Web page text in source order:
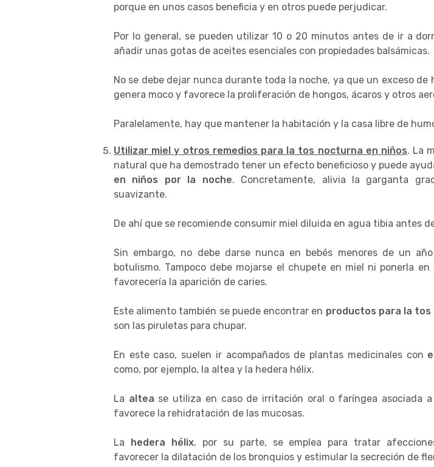
porque en unos casos beneficia y en otros puede perjudicar.
Por lo general, se pueden utilizar 10 o 20 minutos antes de ir a
añadir unas gotas de aceites esenciales con propiedades balsámicas.
No se debe dejar nunca durante toda la noche, ya que un exceso de
genera moco y favorece la proliferación de hongos, ácaros y otros
Paralelamente, hay que mantener la habitación y la casa libre de
Utilizar miel y otros remedios para la tos nocturna en niños. La
natural que ha demostrado tener un efecto beneficioso y puede
en niños por la noche. Concretamente, alivia la garganta
suavizante.
De ahí que se recomiende consumir miel diluida en agua tibia antes
Sin embargo, no debe darse nunca en bebés menores de un
botulismo. Tampoco debe mojarse el chupete en miel ni ponerla en
favorecería la aparición de caries.
Este alimento también se puede encontrar en productos para la tos
son las piruletas para chupar.
En este caso, suelen ir acompañados de plantas medicinales con
como, por ejemplo, la altea y la hedera hélix.
La altea se utiliza en caso de irritación oral o faríngea asociada
favorece la rehidratación de las mucosas.
La hedera hélix, por su parte, se emplea para tratar
favorecer la dilatación de los bronquios y estimular la secreción de